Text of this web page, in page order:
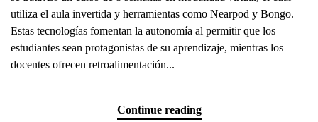
utiliza el aula invertida y herramientas como Nearpod y Bongo.
Estas tecnologías fomentan la autonomía al permitir que los
estudiantes sean protagonistas de su aprendizaje, mientras los
docentes ofrecen retroalimentación...
Continue reading